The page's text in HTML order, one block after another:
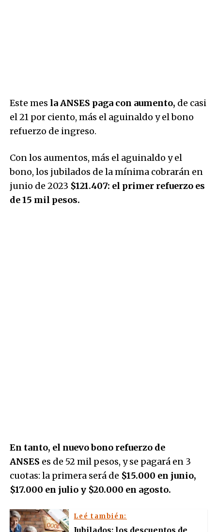
Este mes la ANSES paga con aumento, de casi
el 21 por ciento, más el aguinaldo y el bono
refuerzo de ingreso.
Con los aumentos, más el aguinaldo y el
bono, los jubilados de la mínima cobrarán en
junio de 2023 $121.407: el primer refuerzo es
de 15 mil pesos.
En tanto, el nuevo bono refuerzo de
ANSES es de 52 mil pesos, y se pagará en 3
cuotas: la primera será de $15.000 en junio,
$17.000 en julio y $20.000 en agosto.
Leé también:
Jubilados: los descuentos de